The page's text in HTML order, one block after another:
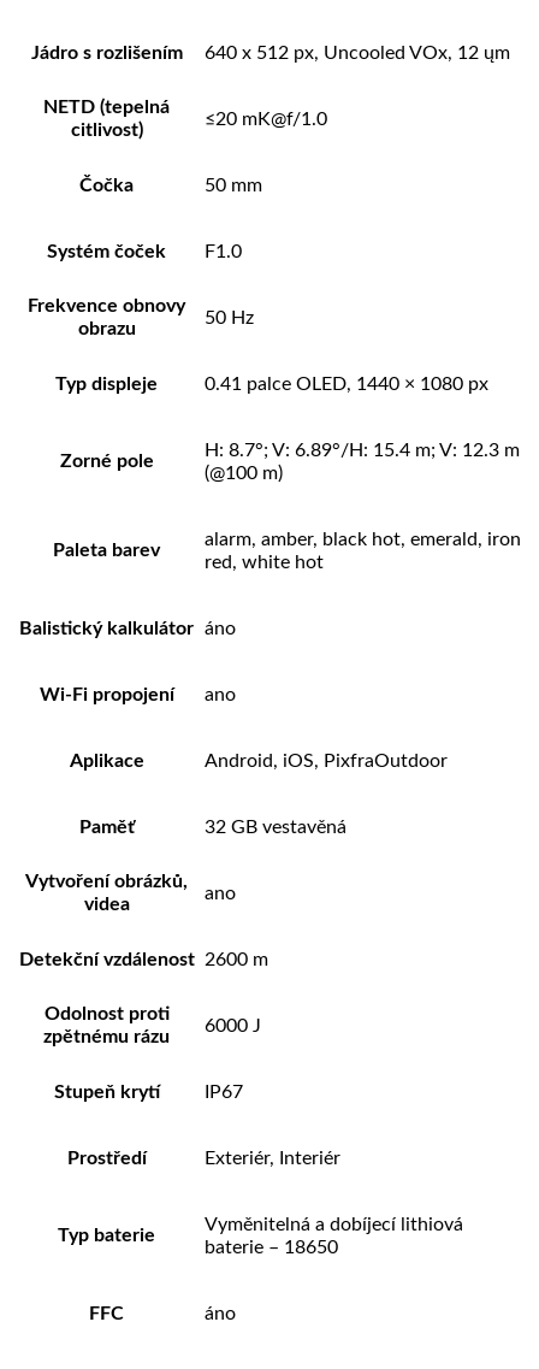
Jádro s rozlišením 640 x 512 px, Uncooled VOx, 12 ųm
NETD (tepelná
citlivost)
≤20 mK@f/1.0
Čočka 50 mm
Systém čoček F1.0
Frekvence obnovy
obrazu
50 Hz
Typ displeje 0.41 palce OLED, 1440 × 1080 px
Zorné pole
H: 8.7°; V: 6.89°/H: 15.4 m; V: 12.3 m
(@100 m)
Paleta barev
alarm, amber, black hot, emerald, iron
red, white hot
Balistický kalkulátor áno
Wi-Fi propojení ano
Aplikace Android, iOS, PixfraOutdoor
Paměť 32 GB vestavěná
Vytvoření obrázků,
videa
ano
Detekční vzdálenost 2600 m
Odolnost proti
zpětnému rázu
6000 J
Stupeň krytí IP67
Prostředí Exteriér, Interiér
Typ baterie
Vyměnitelná a dobíjecí lithiová
baterie – 18650
FFC áno